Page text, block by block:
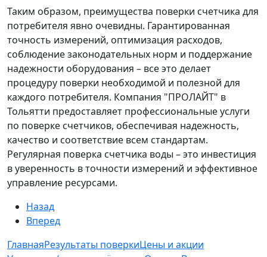
Таким образом, преимущества поверки счетчика для
потребителя явно очевидны. Гарантированная
точность измерений, оптимизация расходов,
соблюдение законодательных норм и поддержание
надежности оборудования – все это делает
процедуру поверки необходимой и полезной для
каждого потребителя. Компания "ПРОЛАЙТ" в
Тольятти предоставляет профессиональные услуги
по поверке счетчиков, обеспечивая надежность,
качество и соответствие всем стандартам.
Регулярная поверка счетчика воды – это инвестиция
в уверенность в точности измерений и эффективное
управление ресурсами.
Назад
Вперед
ГлавнаяРезультаты поверкиЦены и акции